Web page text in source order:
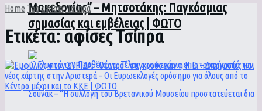
Μακεδονίας” – Μητσοτάκης: Παγκόσμιας
σημασίας και εμβέλειας | ΦΩΤΟ
Home Tagαφίσες Τσίπρα
Ετικέτα:αφίσες Τσίπρα